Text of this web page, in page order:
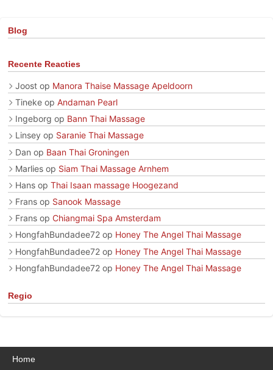
Blog
Recente Reacties
Joost op Manora Thaise Massage Apeldoorn
Tineke op Andaman Pearl
Ingeborg op Bann Thai Massage
Linsey op Saranie Thai Massage
Dan op Baan Thai Groningen
Marlies op Siam Thai Massage Arnhem
Hans op Thai Isaan massage Hoogezand
Frans op Sanook Massage
Frans op Chiangmai Spa Amsterdam
HongfahBundadee72 op Honey The Angel Thai Massage
HongfahBundadee72 op Honey The Angel Thai Massage
HongfahBundadee72 op Honey The Angel Thai Massage
Regio
Home